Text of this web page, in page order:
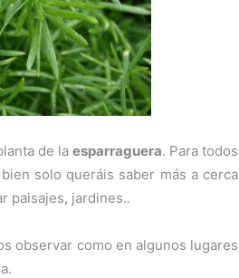
de la esparraguera. Para todos
solo queráis saber más a cerca
paisajes, jardines..
observar como en algunos lugares